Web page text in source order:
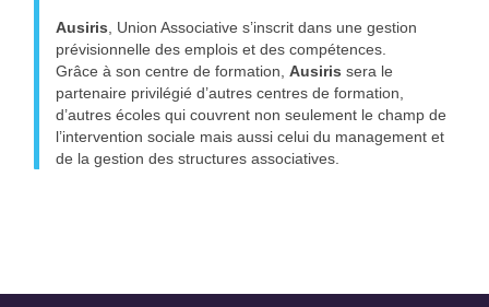
Ausiris , Union Associative s’inscrit dans une gestion
prévisionnelle des emplois et des compétences.
Grâce à son centre de formation,Ausiris sera le
partenaire privilégié d’autres centres de formation,
d’autres écoles qui couvrent non seulement le champ de
l’intervention sociale mais aussi celui du management et
de la gestion des structures associatives.